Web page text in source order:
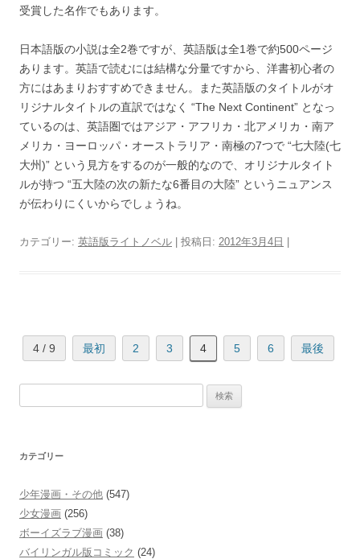
受賞した名作でもあります。
日本語版の小説は全2巻ですが、英語版は全1巻で約500ページ
あります。英語で読むには結構な分量ですから、洋書初心者の
方にはあまりおすすめできません。また英語版のタイトルがオ
リジナルタイトルの直訳ではなく “The Next Continent” となっ
ているのは、英語圏ではアジア・アフリカ・北アメリカ・南ア
メリカ・ヨーロッパ・オーストラリア・南極の7つで “七大陸(七
大州)” という見方をするのが一般的なので、オリジナルタイト
ルが持つ “五大陸の次の新たな6番目の大陸” というニュアンス
が伝わりにくいからでしょうね。
カテゴリー: 英語版ライトノベル | 投稿日: 2012年3月4日
4 / 9 最初 2 3 4 5 6 最後
カテゴリー
少年漫画・その他 (547)
少女漫画 (256)
ボーイズラブ漫画 (38)
バイリンガル版コミック (24)